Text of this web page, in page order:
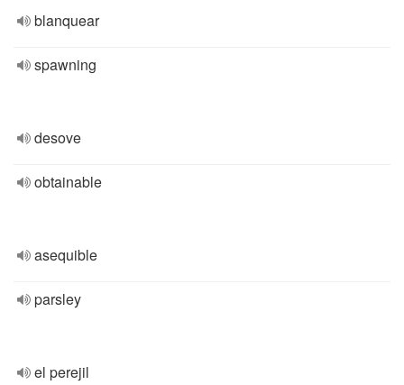
blanquear
spawning
desove
obtainable
asequible
parsley
el perejil